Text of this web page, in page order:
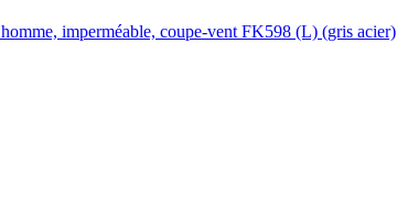
imperméable, coupe-vent FK598 (L) (gris acier)